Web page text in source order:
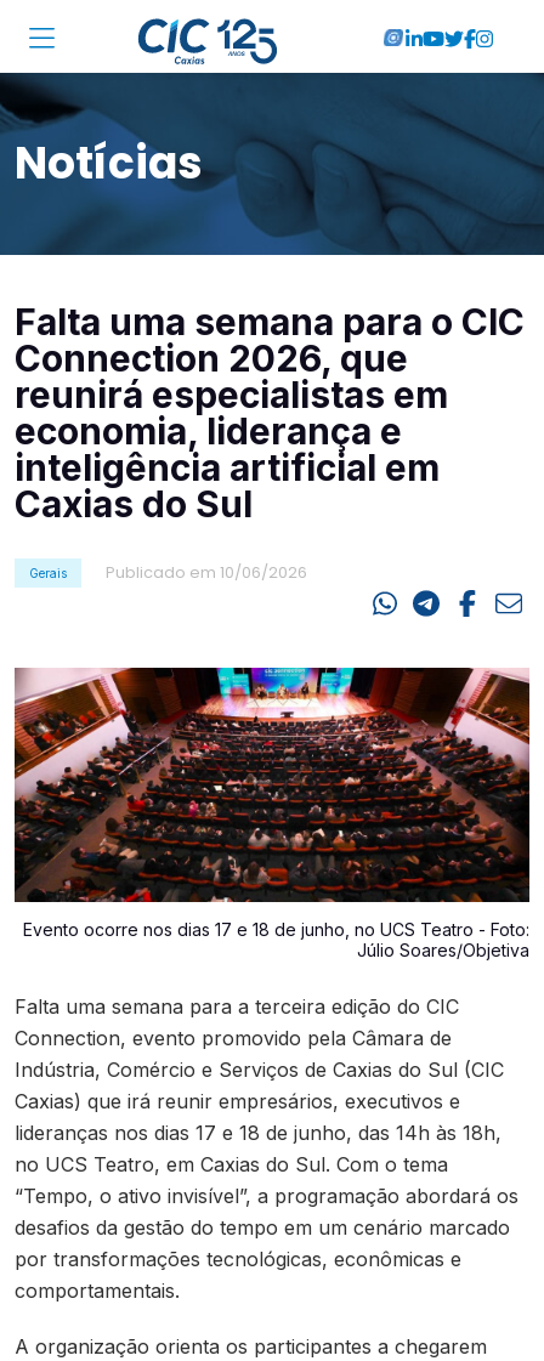
Institucional
Associadas
Soluções
Cursos
RA CIC Caxias
Eventos
Notícias
Contato
Notícias
Falta uma semana para o CIC
Connection 2026, que
reunirá especialistas em
economia, liderança e
inteligência artificial em
Caxias do Sul
Gerais Publicado em 10/06/2026
Evento ocorre nos dias 17 e 18 de junho, no UCS Teatro - Foto:
Júlio Soares/Objetiva
Falta uma semana para a terceira edição do CIC
Connection, evento promovido pela Câmara de
Indústria, Comércio e Serviços de Caxias do Sul (CIC
Caxias) que irá reunir empresários, executivos e
lideranças nos dias 17 e 18 de junho, das 14h às 18h,
no UCS Teatro, em Caxias do Sul. Com o tema
“Tempo, o ativo invisível”, a programação abordará os
desafios da gestão do tempo em um cenário marcado
por transformações tecnológicas, econômicas e
comportamentais.
A organização orienta os participantes a chegarem